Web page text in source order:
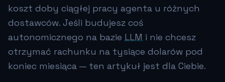
koszt doby ciągłej pracy agenta u różnych
dostawców. Jeśli budujesz coś
autonomicznego na bazie LLM i nie chcesz
otrzymać rachunku na tysiące dolarów pod
koniec miesiąca — ten artykuł jest dla Ciebie.